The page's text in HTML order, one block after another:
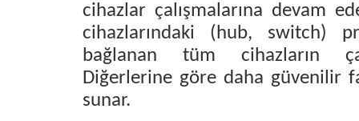
cihazlar çalışmalarına devam
cihazlarındaki (hub, switch)
bağlanan tüm cihazların
Diğerlerine göre daha güvenilir
sunar.